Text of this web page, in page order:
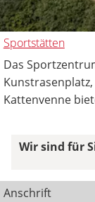
Sportstätten
Das
Kattenvenne
Wir sind für
Anschrift